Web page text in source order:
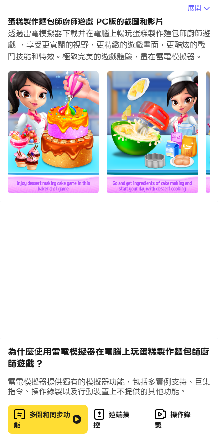
當你在電腦上玩蛋糕製作麵包師廚師遊戲的時候，作為一個
想要運行新帳號的初始玩家，多開和同步器功能對於首抽是
非常有用的。你可以使用他們去複製多個模擬器然後開始同
步過程。綁定您的帳號直到您抽到喜歡的英雄。
個很棒的選擇！運行同步器並錄製您的操作，然後即時地重
複主實例的操作。通過這樣做，您可以同時執行2個或更多
的帳戶。你可以總在其他人之前得到你想要的英雄！這要歸
功於更快的刷初始和更省時的召喚！現在就開始在電腦上下
載和玩蛋糕製作麵包師廚師遊戲吧！
玩，有很多樂趣與這個烹飪蛋糕製作遊戲的女孩。令人上癮
和驚人的蛋糕集合在這個甜蜜的蛋糕麵包烹飪遊戲中等著
你。蛋糕製造商烘焙遊戲的女孩將有很多驚人的澆頭，讓你
成長蛋糕與這個麵包店遊戲。成為美味的廚師的美味蛋糕製
廚師遊戲。有趣的烹飪遊戲的女孩將有很多瘋狂和美味的澆
頭供您應用，讓您的一天更加有趣。霜淇淋蛋糕製造商巧克
力和奶油連衣裙為您的可愛蛋糕正在等著你在這個蛋糕製造
商甜點廚師遊戲。 設計，烘烤和裝飾您的蛋糕，並與這家
甜美的著名廚師麵包店一起開始您的冒險之旅。美味的烹飪
澆頭樂趣與你一起，首先你必須設計和烘焙你的蛋糕在這個
蛋糕烹飪遊戲的女孩。去從超市獲得霜淇淋蛋糕製造商蛋糕
展開
蛋糕製作麵包師廚師遊戲 PC版的截圖和影片
透過雷電模擬器下載并在電腦上暢玩蛋糕製作麵包師廚師遊
戲 ，享受更寬闊的視野，更精緻的遊戲畫面，更酷炫的戰
鬥技能和特效。極致完美的遊戲體驗，盡在雷電模擬器。
為什麼使用雷電模擬器在電腦上玩蛋糕製作麵包師廚
師遊戲 ?
雷電模擬器提供獨有的模擬器功能，包括多實例支持、巨集
指令、操作錄製以及行動裝置上不提供的其他功能。
多開和同步功
能
遠端操
控
操作錄
製